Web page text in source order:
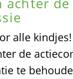
alle
de
te